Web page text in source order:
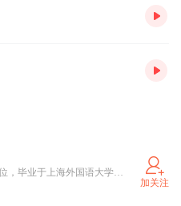
主讲人：Nicolette 双学士学位，毕业于上海外国语大学英语专业，同时被上海外国语大学硕士研究生院录取。钢琴十级，中国音乐学院钢琴认证高级教师。拥有国际对外汉语教师资格证书。曾游历于英、法、德、意、奥等国家。有八年教育行业工作经验。 因为热爱，所以坚持！
加关注